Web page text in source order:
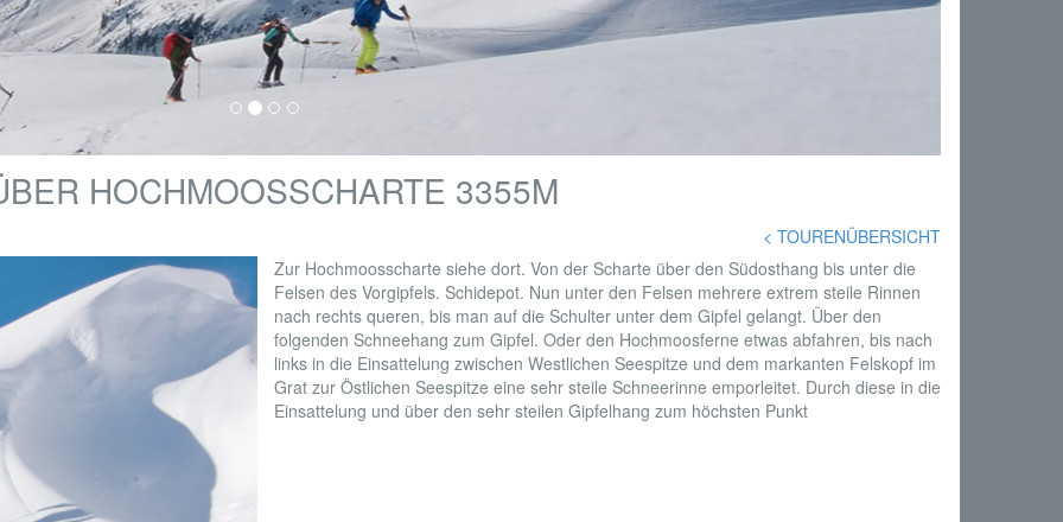
HOCHMOOSSCHARTE 3355M
< TOURENÜBERSICHT
Zur Hochmoosscharte siehe dort. Von der Scharte über den Südosthang bis unter die
Felsen des Vorgipfels. Schidepot. Nun unter den Felsen mehrere extrem steile Rinnen
nach rechts queren, bis man auf die Schulter unter dem Gipfel gelangt. Über den
folgenden Schneehang zum Gipfel. Oder den Hochmoosferne etwas abfahren, bis nach
links in die Einsattelung zwischen Westlichen Seespitze und dem markanten Felskopf im
Grat zur Östlichen Seespitze eine sehr steile Schneerinne emporleitet. Durch diese in die
Einsattelung und über den sehr steilen Gipfelhang zum höchsten Punkt